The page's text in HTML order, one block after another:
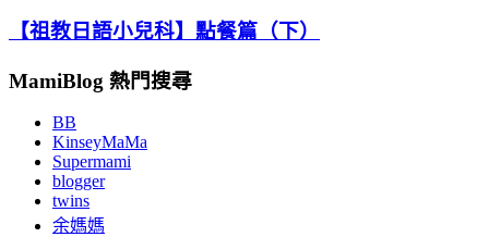
【祖教日語小兒科】點餐篇（下）
MamiBlog 熱門搜尋
BB
KinseyMaMa
Supermami
blogger
twins
余媽媽